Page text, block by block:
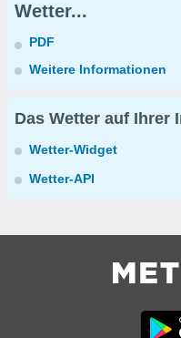
Wetter...
PDF
Weitere Informationen
Das Wetter auf Ihrer
Wetter-Widget
Wetter-API